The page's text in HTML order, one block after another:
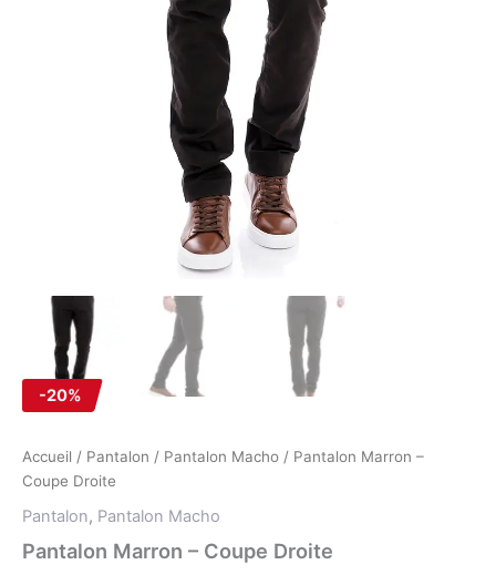
-20%
Accueil / Pantalon / Pantalon Macho / Pantalon Marron –
Coupe Droite
Pantalon, Pantalon Macho
Pantalon Marron – Coupe Droite